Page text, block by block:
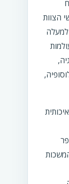
הצוות
למעלה